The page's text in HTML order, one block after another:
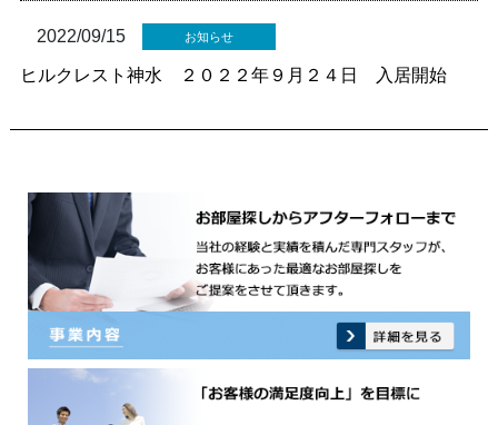
2022/09/15 お知らせ
ヒルクレスト神水 ２０２２年９月２４日 入居開始